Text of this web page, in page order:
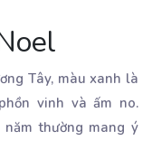
Tây, màu xanh là
vinh và ấm no.
thường mang ý